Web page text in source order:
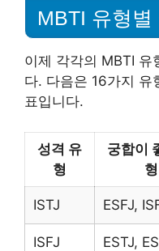
MBTI 유형별
이제 각각의 MBTI 유
다. 다음은 16가지 유
표입니다.
성격 유
형
궁합이
형
ISTJ ESFJ,
ISFJ ESTJ,